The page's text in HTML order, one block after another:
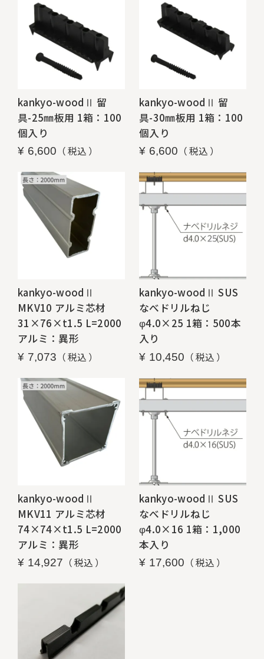
kankyo-woodⅡ 留
具-25㎜板用 1箱：100
個入り
¥ 6,600 税込
kankyo-woodⅡ 留
具-30㎜板用 1箱：100
個入り
¥ 6,600 税込
kankyo-woodⅡ
MKV10 アルミ芯材
31×76×t1.5 L=2000
アルミ：異形
¥ 7,073 税込
kankyo-woodⅡ SUS
なべドリルねじ
φ4.0×25 1箱：500本
入り
¥ 10,450 税込
kankyo-woodⅡ
MKV11 アルミ芯材
74×74×t1.5 L=2000
アルミ：異形
¥ 14,927 税込
kankyo-woodⅡ SUS
なべドリルねじ
φ4.0×16 1箱：1,000
本入り
¥ 17,600 税込